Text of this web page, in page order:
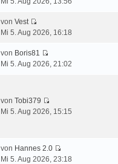
vonVest
Mi 5. Aug 2026, 16:18
von Boris81
Mi 5. Aug 2026, 21:02
vonTobi379
Mi 5. Aug 2026, 15:15
von Hannes 2.0
Mi 5. Aug 2026, 23:18